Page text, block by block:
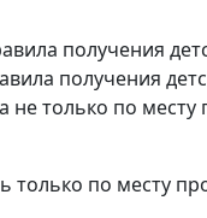
получения
не только по
только по месту